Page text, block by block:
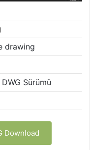
drawing
Sürümü
Download